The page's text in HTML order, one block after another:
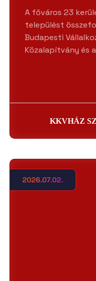
A főváros 23
települést
Budapesti
Közalapítvány és a
KKVHÁZ
2026.07.02.